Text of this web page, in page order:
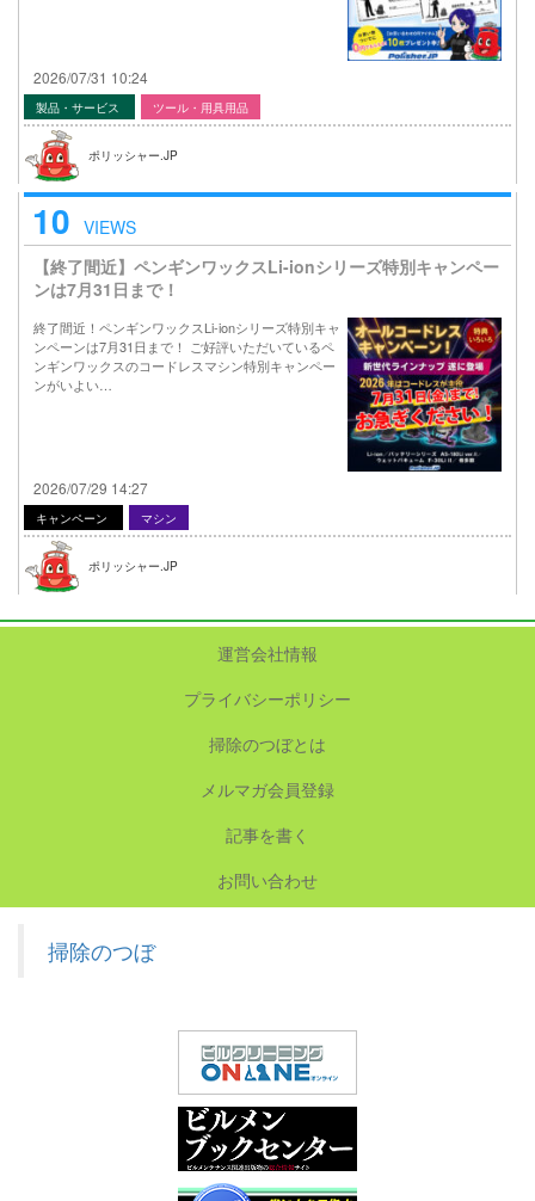
2026/07/31 10:24
製品・サービス ツール・用具用品
ポリッシャー.JP
10 VIEWS
【終了間近】ペンギンワックスLi-ionシリーズ特別キャンペー
ンは7月31日まで！
終了間近！ペンギンワックスLi-ionシリーズ特別キャ
ンペーンは7月31日まで！ ご好評いただいているペ
ンギンワックスのコードレスマシン特別キャンペー
ンがいよい…
2026/07/29 14:27
キャンペーン マシン
ポリッシャー.JP
運営会社情報
プライバシーポリシー
掃除のつぼとは
メルマガ会員登録
記事を書く
お問い合わせ
掃除のつぼ